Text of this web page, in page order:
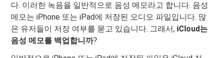
다. 이러한 녹음을 일반적으로 음성 메모라고 합니다. 음성
메모는 iPhone 또는 iPad에 저장된 오디오 파일입니다. 많
은 유저들이 저장 여부를 묻고 있습니다. 그래서, iCloud는
음성 메모를 백업합니까?